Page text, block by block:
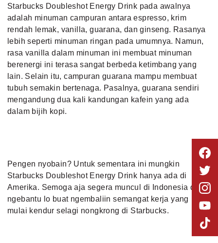
Starbucks Doubleshot Energy Drink pada awalnya
adalah minuman campuran antara espresso, krim
rendah lemak, vanilla, guarana, dan ginseng. Rasanya
lebih seperti minuman ringan pada umumnya. Namun,
rasa vanilla dalam minuman ini membuat minuman
berenergi ini terasa sangat berbeda ketimbang yang
lain. Selain itu, campuran guarana mampu membuat
tubuh semakin bertenaga. Pasalnya, guarana sendiri
mengandung dua kali kandungan kafein yang ada
dalam bijih kopi.
Pengen nyobain? Untuk sementara ini mungkin
Starbucks Doubleshot Energy Drink hanya ada di
Amerika. Semoga aja segera muncul di Indonesia dan
ngebantu lo buat ngembaliin semangat kerja yang
mulai kendurselagi nongkrong di Starbucks.